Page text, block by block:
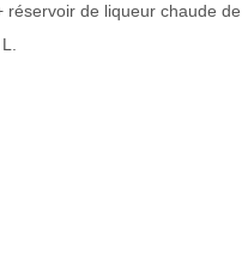
de liqueur chaude de